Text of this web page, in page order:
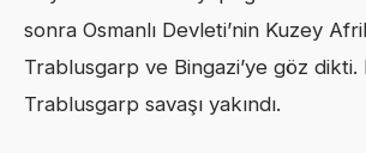
sonra Osmanlı Devleti’nin Kuzey
Trablusgarp ve Bingazi’ye göz
Trablusgarp savaşı yakındı.